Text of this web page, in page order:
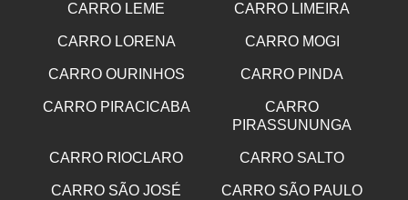
CARRO LEME CARRO LIMEIRA
CARRO LORENA CARRO MOGI
CARRO OURINHOS CARRO PINDA
CARRO PIRACICABA
CARRO
PIRASSUNUNGA
CARRO RIOCLARO CARRO SALTO
CARRO SÃO JOSÉ
CARRO SÃO PAULO